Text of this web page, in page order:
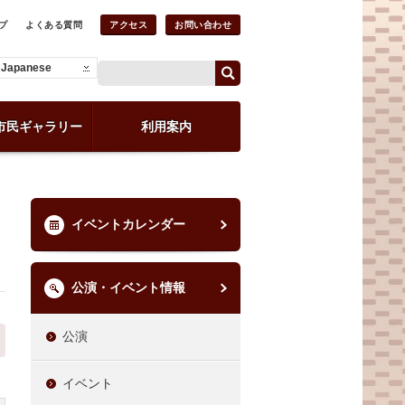
よくある質問 アクセス お問い合わせ
Japanese
民ギャラリー 利用案内
イベントカレンダー
公演・イベント情報
公演
イベント